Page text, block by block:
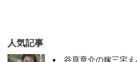
人気記事
谷原章介の嫁三宅